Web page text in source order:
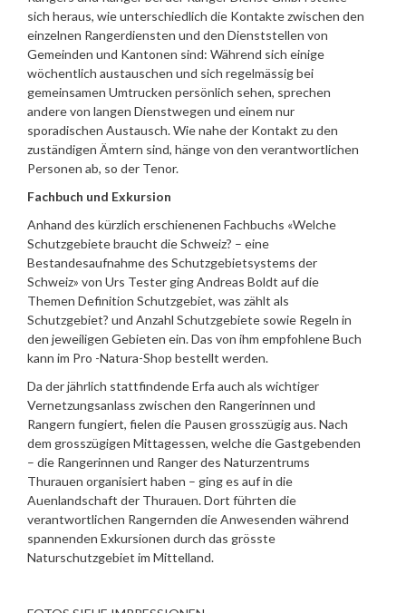
sich heraus, wie unterschiedlich die Kontakte zwischen den
einzelnen Rangerdiensten und den Dienststellen von
Gemeinden und Kantonen sind: Während sich einige
wöchentlich austauschen und sich regelmässig bei
gemeinsamen Umtrucken persönlich sehen, sprechen
andere von langen Dienstwegen und einem nur
sporadischen Austausch. Wie nahe der Kontakt zu den
zuständigen Ämtern sind, hänge von den verantwortlichen
Personen ab, so der Tenor.
Fachbuch und Exkursion
Anhand des kürzlich erschienenen Fachbuchs «Welche
Schutzgebiete braucht die Schweiz? – eine
Bestandesaufnahme des Schutzgebietsystems der
Schweiz» von Urs Tester ging Andreas Boldt auf die
Themen Definition Schutzgebiet, was zählt als
Schutzgebiet? und Anzahl Schutzgebiete sowie Regeln in
den jeweiligen Gebieten ein. Das von ihm empfohlene Buch
kann im Pro -Natura-Shop bestellt werden.
Da der jährlich stattfindende Erfa auch als wichtiger
Vernetzungsanlass zwischen den Rangerinnen und
Rangern fungiert, fielen die Pausen grosszügig aus. Nach
dem grosszügigen Mittagessen, welche die Gastgebenden
– die Rangerinnen und Ranger des Naturzentrums
Thurauen organisiert haben – ging es auf in die
Auenlandschaft der Thurauen. Dort führten die
verantwortlichen Rangernden die Anwesenden während
spannenden Exkursionen durch das grösste
Naturschutzgebiet im Mittelland.